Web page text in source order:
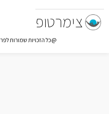
צימרטופ
@כל הזכויות שמורות